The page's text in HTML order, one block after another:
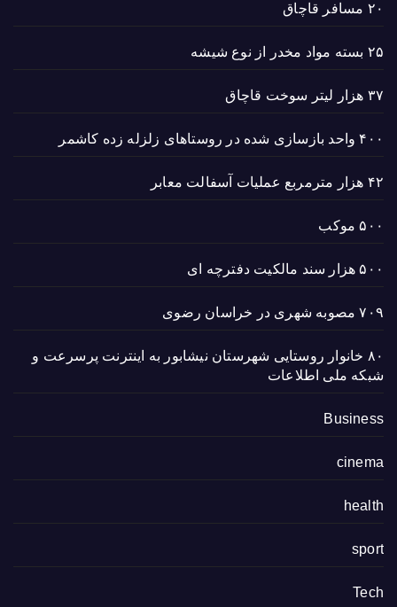
۲۰ مسافر قاچاق
۲۵ بسته مواد مخدر از نوع شیشه
۳۷ هزار لیتر سوخت قاچاق
۴۰۰ واحد بازسازی شده در روستاهای زلزله زده کاشمر
۴۲ هزار مترمربع عملیات آسفالت معابر
۵۰۰ موکب
۵۰۰ هزار سند مالکیت دفترچه ای
۷۰۹ مصوبه شهری در خراسان رضوی
۸۰ خانوار روستایی شهرستان نیشابور به اینترنت پرسرعت و
شبکه ملی اطلاعات
Business
cinema
health
sport
Tech